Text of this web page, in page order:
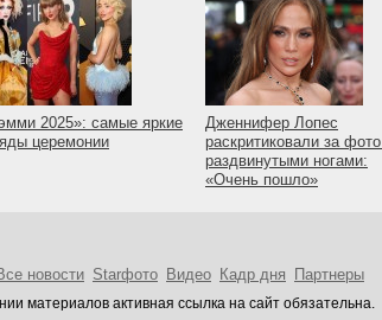
2025»: самые яркие
церемонии
Дженнифер Лопес
раскритиковали за
раздвинутыми ногами:
«Очень пошло»
новости Starфото Видео Кадр дня Партнеры
материалов активная ссылка на сайт обязательна.